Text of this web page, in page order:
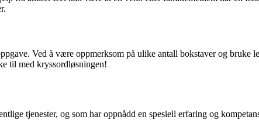
Ved å være oppmerksom på ulike antall bokstaver og bruke
til med kryssordløsningen!
tjenester, og som har oppnådd en spesiell erfaring og